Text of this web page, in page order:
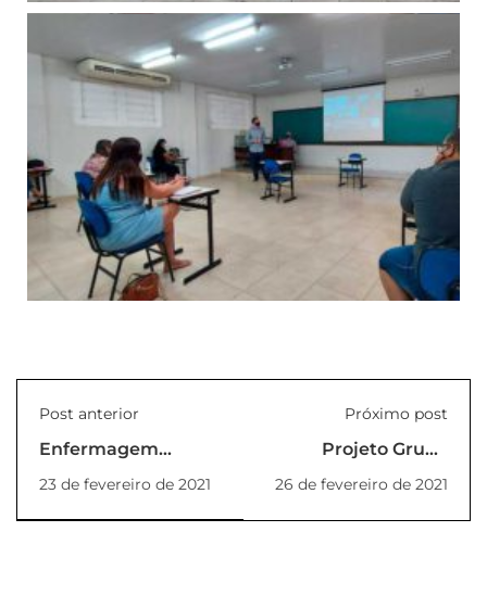
Post anterior
Enfermagem
retoma Projetos de
práticas
23 de fevereiro de 2021
Próximo post
Projeto Grupo
Popular de
26 de fevereiro de 2021